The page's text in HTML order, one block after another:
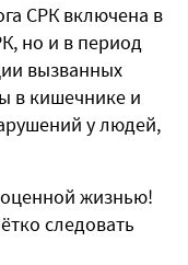
СРК включена в
но и в период
вызванных
в кишечнике и
у людей,
жизнью!
следовать